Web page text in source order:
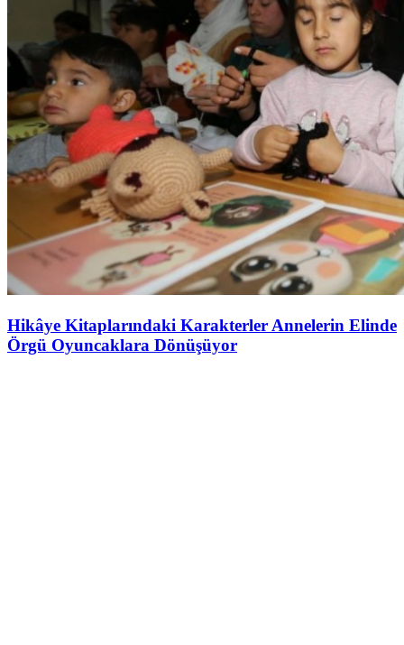
Hikâye Kitaplarındaki Karakterler Annelerin Elinde
Örgü Oyuncaklara Dönüşüyor